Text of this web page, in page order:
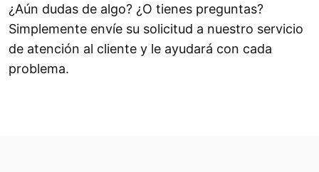
¿Aún dudas de algo? ¿O tienes preguntas?
Simplemente envíe su solicitud a nuestro servicio
de atención al cliente y le ayudará con cada
problema.